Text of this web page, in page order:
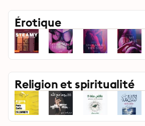
Érotique
Religion et spiritualité